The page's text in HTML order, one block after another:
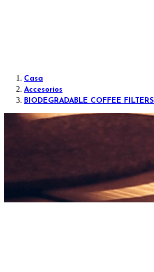
Casa
Accesorios
BIODEGRADABLE COFFEE FILTERS